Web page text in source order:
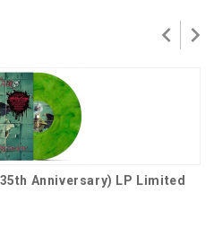
Anniversary) LP Limited